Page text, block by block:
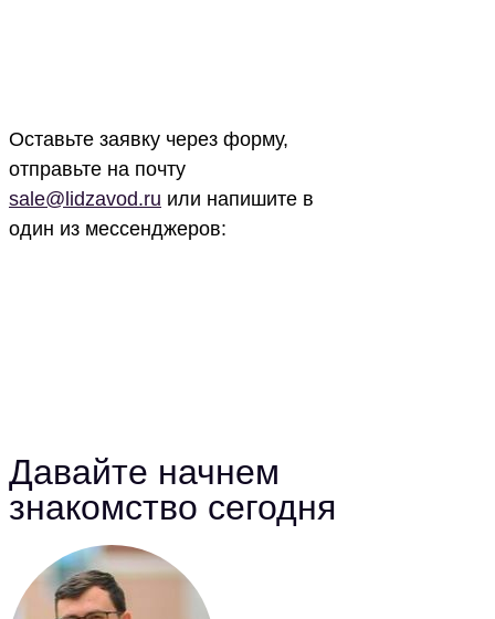
Оставьте заявку через форму,
отправьте на почту
sale@lidzavod.ru или напишите в
один из мессенджеров:
Давайте начнем
знакомство сегодня